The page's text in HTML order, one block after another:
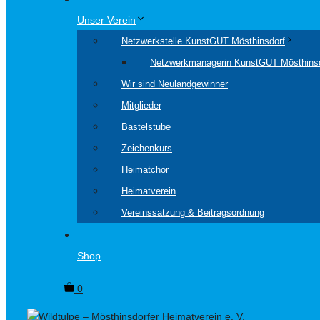
Unser Verein
Netzwerkstelle KunstGUT Mösthinsdorf
Netzwerkmanagerin KunstGUT
Wir sind Neulandgewinner
Mitglieder
Bastelstube
Zeichenkurs
Heimatchor
Heimatverein
Vereinssatzung & Beitragsordnung
Shop
0